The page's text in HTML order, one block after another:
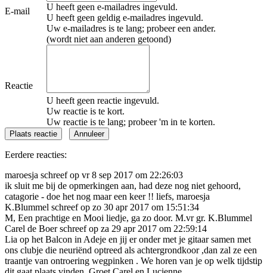
E-mail
U heeft geen e-mailadres ingevuld.
U heeft geen geldig e-mailadres ingevuld.
Uw e-mailadres is te lang; probeer een ander.
(wordt niet aan anderen getoond)
Reactie
U heeft geen reactie ingevuld.
Uw reactie is te kort.
Uw reactie is te lang; probeer 'm in te korten.
Eerdere reacties:
maroesja schreef op vr 8 sep 2017 om 22:26:03
ik sluit me bij de opmerkingen aan, had deze nog niet gehoord,
catagorie - doe het nog maar een keer !! liefs, maroesja
K.Blummel schreef op zo 30 apr 2017 om 15:51:34
M, Een prachtige en Mooi liedje, ga zo door. M.vr gr. K.Blummel
Carel de Boer schreef op za 29 apr 2017 om 22:59:14
Lia op het Balcon in Adeje en jij er onder met je gitaar samen met
ons clubje die neuriënd optreed als achtergrondkoor ,dan zal ze een
traantje van ontroering wegpinken . We horen van je op welk tijdstip